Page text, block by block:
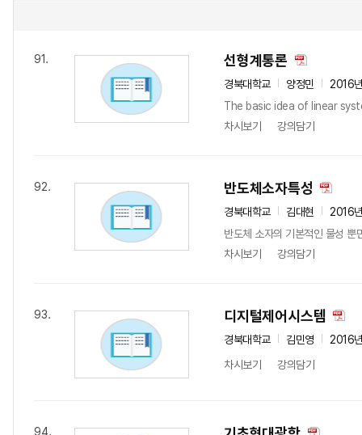
91. 선형계통론
경북대학교 양정민
2016
The basic idea of linear
차시보기
강의담기
92. 반도체소자특성
경북대학교 김대현
2016
반도체 소자의 기본적인 물성
차시보기
강의담기
93. 디지털제어시스템
경북대학교 김민영
2016
차시보기
강의담기
94.